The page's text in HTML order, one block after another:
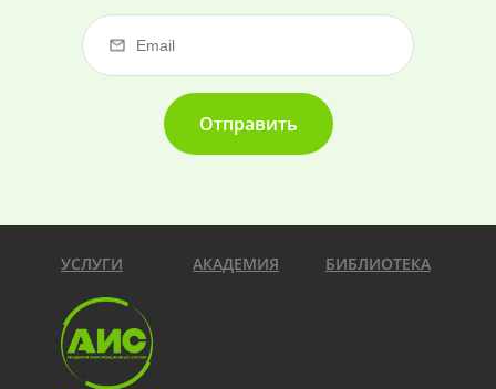
Отправить
УСЛУГИ АКАДЕМИЯ БИБЛИОТЕКА